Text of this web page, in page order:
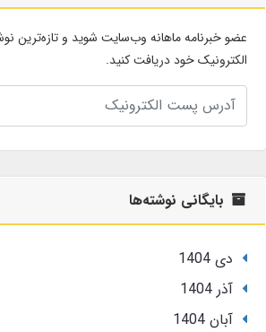
عضو خبرنامه ماهانه وب‌سایت شوید و تازه‌ترین
الکترونیک خود دریافت کنید.
بایگانی نوشته‌ها
دی 1404
آذر 1404
آبان 1404